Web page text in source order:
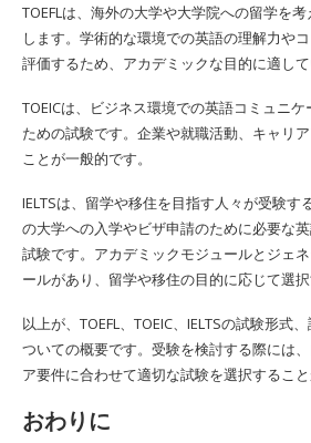
TOEFLは、海外の大学や大学院への留学を
します。学術的な環境での英語の理解力や
評価するため、アカデミックな目的に適して
TOEICは、ビジネス環境での英語コミュニ
ための試験です。企業や就職活動、キャリ
ことが一般的です。
IELTSは、留学や移住を目指す人々が受験す
の大学への入学やビザ申請のために必要な
試験です。アカデミックモジュールとジェ
ールがあり、留学や移住の目的に応じて選択
以上が、TOEFL、TOEIC、IELTSの試験形式
ついての概要です。受験を検討する際には
ア要件に合わせて適切な試験を選択すること
おわりに